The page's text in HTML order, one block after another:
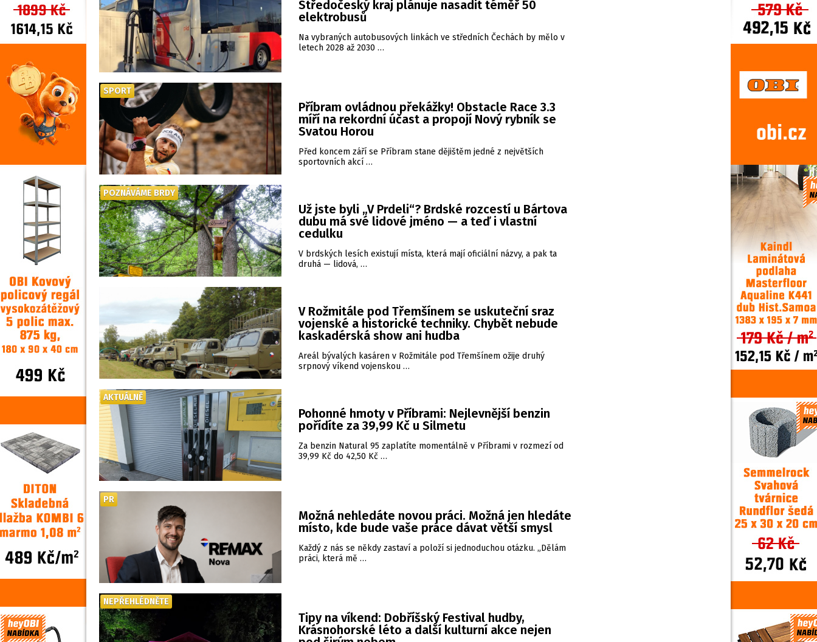
Středočeský kraj plánuje nasadit téměř 50
elektrobusů
Na vybraných autobusových linkách ve středních Čechách by mělo v
letech 2028 až 2030 …
Příbram ovládnou překážky! Obstacle Race 3.3
míří na rekordní účast a propojí Nový rybník se
Svatou Horou
Před koncem září se Příbram stane dějištěm jedné z největších
sportovních akcí …
SPORT
Už jste byli „V Prdeli“? Brdské rozcestí u Bártova
dubu má své lidové jméno — a teď i vlastní
cedulku
V brdských lesích existují místa, která mají oficiální názvy, a pak ta
druhá — lidová, …
POZNÁVÁME BRDY
V Rožmitále pod Třemšínem se uskuteční sraz
vojenské a historické techniky. Chybět nebude
kaskadérská show ani hudba
Areál bývalých kasáren v Rožmitále pod Třemšínem ožije druhý
srpnový víkend vojenskou …
Pohonné hmoty v Příbrami: Nejlevnější benzin
pořídíte za 39,99 Kč u Silmetu
Za benzin Natural 95 zaplatíte momentálně v Příbrami v rozmezí od
39,99 Kč do 42,50 Kč …
AKTUÁLNĚ
Možná nehledáte novou práci. Možná jen hledáte
místo, kde bude vaše práce dávat větší smysl
Každý z nás se někdy zastaví a položí si jednoduchou otázku. „Dělám
práci, která mě …
PR
Tipy na víkend: Dobříšský Festival hudby,
Krásnohorské léto a další kulturní akce nejen
NEPŘEHLÉDNĚTE